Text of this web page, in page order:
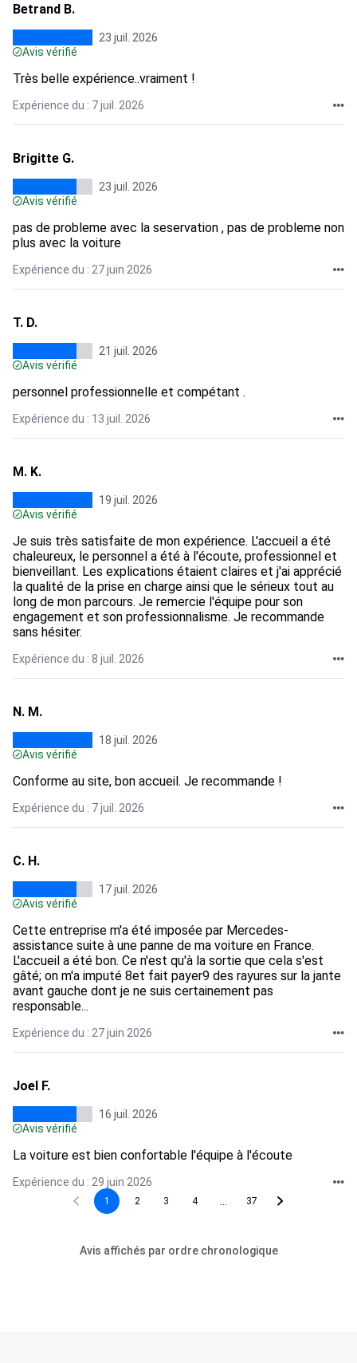
Betrand B.
23 juil. 2026
Avis vérifié
Très belle expérience..vraiment !
Expérience du : 7 juil. 2026
Brigitte G.
23 juil. 2026
Avis vérifié
pas de probleme avec la seservation , pas de probleme non
plus avec la voiture
Expérience du : 27 juin 2026
T. D.
21 juil. 2026
Avis vérifié
personnel professionnelle et compétant .
Expérience du : 13 juil. 2026
M. K.
19 juil. 2026
Avis vérifié
Je suis très satisfaite de mon expérience. L'accueil a été
chaleureux, le personnel a été à l'écoute, professionnel et
bienveillant. Les explications étaient claires et j'ai apprécié
la qualité de la prise en charge ainsi que le sérieux tout au
long de mon parcours. Je remercie l'équipe pour son
engagement et son professionnalisme. Je recommande
sans hésiter.
Expérience du : 8 juil. 2026
N. M.
18 juil. 2026
Avis vérifié
Conforme au site, bon accueil. Je recommande !
Expérience du : 7 juil. 2026
C. H.
17 juil. 2026
Avis vérifié
Cette entreprise m'a été imposée par Mercedes-
assistance suite à une panne de ma voiture en France.
L'accueil a été bon. Ce n'est qu'à la sortie que cela s'est
gâté; on m'a imputé 8et fait payer9 des rayures sur la jante
avant gauche dont je ne suis certainement pas
responsable...
Expérience du : 27 juin 2026
Joel F.
16 juil. 2026
Avis vérifié
La voiture est bien confortable l'équipe à l'écoute
Expérience du : 29 juin 2026
1 2 3 4 37
Avis affichés par ordre chronologique